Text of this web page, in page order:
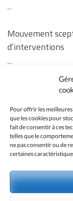
Pour offrir les
que les cookies pour
fait de consentir à ces
telles que le
ne pas consentir ou de
certaines
...
Mouvement
d’interventions
...
Revoir la soirée
certaines
...
No event found!